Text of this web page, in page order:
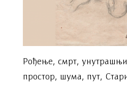
Рођење, смрт,
простор, шума, пут,